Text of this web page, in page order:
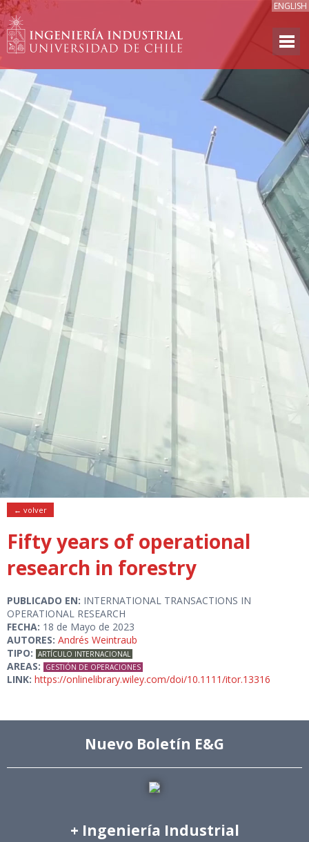
ENGLISH
← volver
Fifty years of operational
research in forestry
PUBLICADO EN: INTERNATIONAL TRANSACTIONS IN
OPERATIONAL RESEARCH
FECHA: 18 de Mayo de 2023
AUTORES: Andrés Weintraub
TIPO: ARTÍCULO INTERNACIONAL
AREAS: GESTIÓN DE OPERACIONES
LINK: https://onlinelibrary.wiley.com/doi/10.1111/itor.13316
Nuevo Boletín E&G
+ Ingeniería Industrial